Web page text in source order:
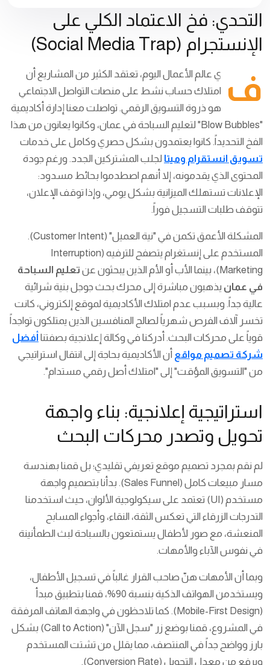
التحدي: فخ الاعتماد الكلي على
الإنستجرام (Social Media Trap)
في عالم الأعمال اليوم، تعتقد الكثير من المشاريع أن
امتلاك حساب نشط على منصات التواصل الاجتماعي
هو ذروة التسويق الرقمي. تواصلت معنا إدارة أكاديمية
"Blow Bubbles" لتعليم السباحة في عمان، وكانوا يعانون من هذا
الفخ التحديداً. كانوا يعتمدون بشكل حصري وكامل على خدمات
تسويق انستقرام وميتا لجلب المشتركين الجدد. ورغم جودة
المحتوى الذي يقدمونه، إلا أنهم اصطدموا بحائط مسدود:
الإعلانات تستهلك الميزانية بشكل يومي، وإذا توقف الإعلان،
تتوقف طلبات التسجيل فوراً.
المشكلة الأعمق تكمن في "نية العميل" (Customer Intent).
المستخدم على إنستغرام يتصفح للترفيه (Interruption
Marketing)، بينما الأب أو الأم الذين يبحثون عن
تعليم السباحة
في عمان يذهبون مباشرة إلى محرك بحث جوجل بنية شرائية
عالية جداً. وبسبب عدم امتلاك الأكاديمية لموقع إلكتروني، كانت
تخسر آلاف الفرص شهرياً لصالح المنافسين الذين يمتلكون تواجداً
قوياً على محركات البحث. أدركنا في وكالة إعلانجية بصفتنا أفضل
شركة تصميم مواقع أن الأكاديمية بحاجة إلى انتقال استراتيجي
من "التسويق المؤقت" إلى "امتلاك أصل رقمي مستدام".
استراتيجية إعلانجية: بناء واجهة
تحويل وتصدر محركات البحث
لم نقم بمجرد تصميم موقع تعريفي تقليدي؛ بل قمنا بهندسة
مسار مبيعات كامل (Sales Funnel). بدأنا بتصميم واجهة
مستخدم (UI) تعتمد على سيكولوجية الألوان، حيث استخدمنا
التدرجات الزرقاء التي تعكس الثقة، النقاء، وأجواء المسابح
المنعشة، مع صور لأطفال يستمتعون بالسباحة لبث الطمأنينة
في نفوس الآباء والأمهات.
وبما أن الأمهات هنّ صاحب القرار غالباً في تسجيل الأطفال،
ويستخدمن الهواتف الذكية بنسبة 90%، قمنا بتطبيق مبدأ
(Mobile-First Design). كما تلاحظون في واجهة الهاتف المرفقة
في المشروع، قمنا بوضع زر "سجل الآن" (Call to Action) بشكل
بارز وواضح جداً في المنتصف، مما يقلل من تشتت المستخدم
ويرفع من معدل التحويل (Conversion Rate).